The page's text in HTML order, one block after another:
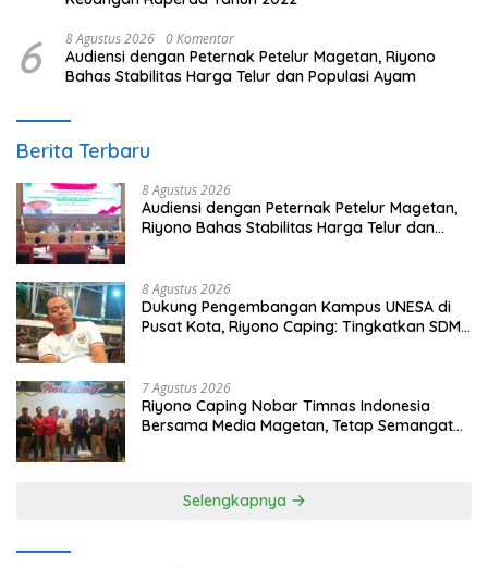
6 8 Agustus 2026 0 Komentar
Audiensi dengan Peternak Petelur Magetan, Riyono
Bahas Stabilitas Harga Telur dan Populasi Ayam
Berita Terbaru
8 Agustus 2026
Audiensi dengan Peternak Petelur Magetan,
Riyono Bahas Stabilitas Harga Telur dan
8 Agustus 2026
Dukung Pengembangan Kampus UNESA di
Pusat Kota, Riyono Caping: Tingkatkan SDM
7 Agustus 2026
Riyono Caping Nobar Timnas Indonesia
Bersama Media Magetan, Tetap Semangat
Selengkapnya